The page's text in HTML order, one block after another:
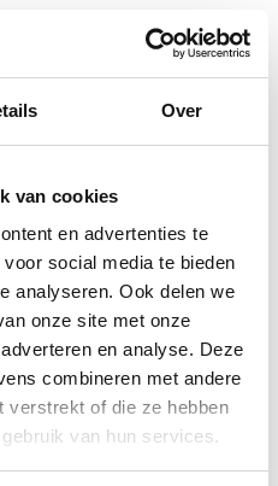
Over
van cookies
en advertenties te
social media te bieden
analyseren. Ook delen we
onze site met onze
en analyse. Deze
combineren met andere
verstrekt of die ze hebben
van hun services.